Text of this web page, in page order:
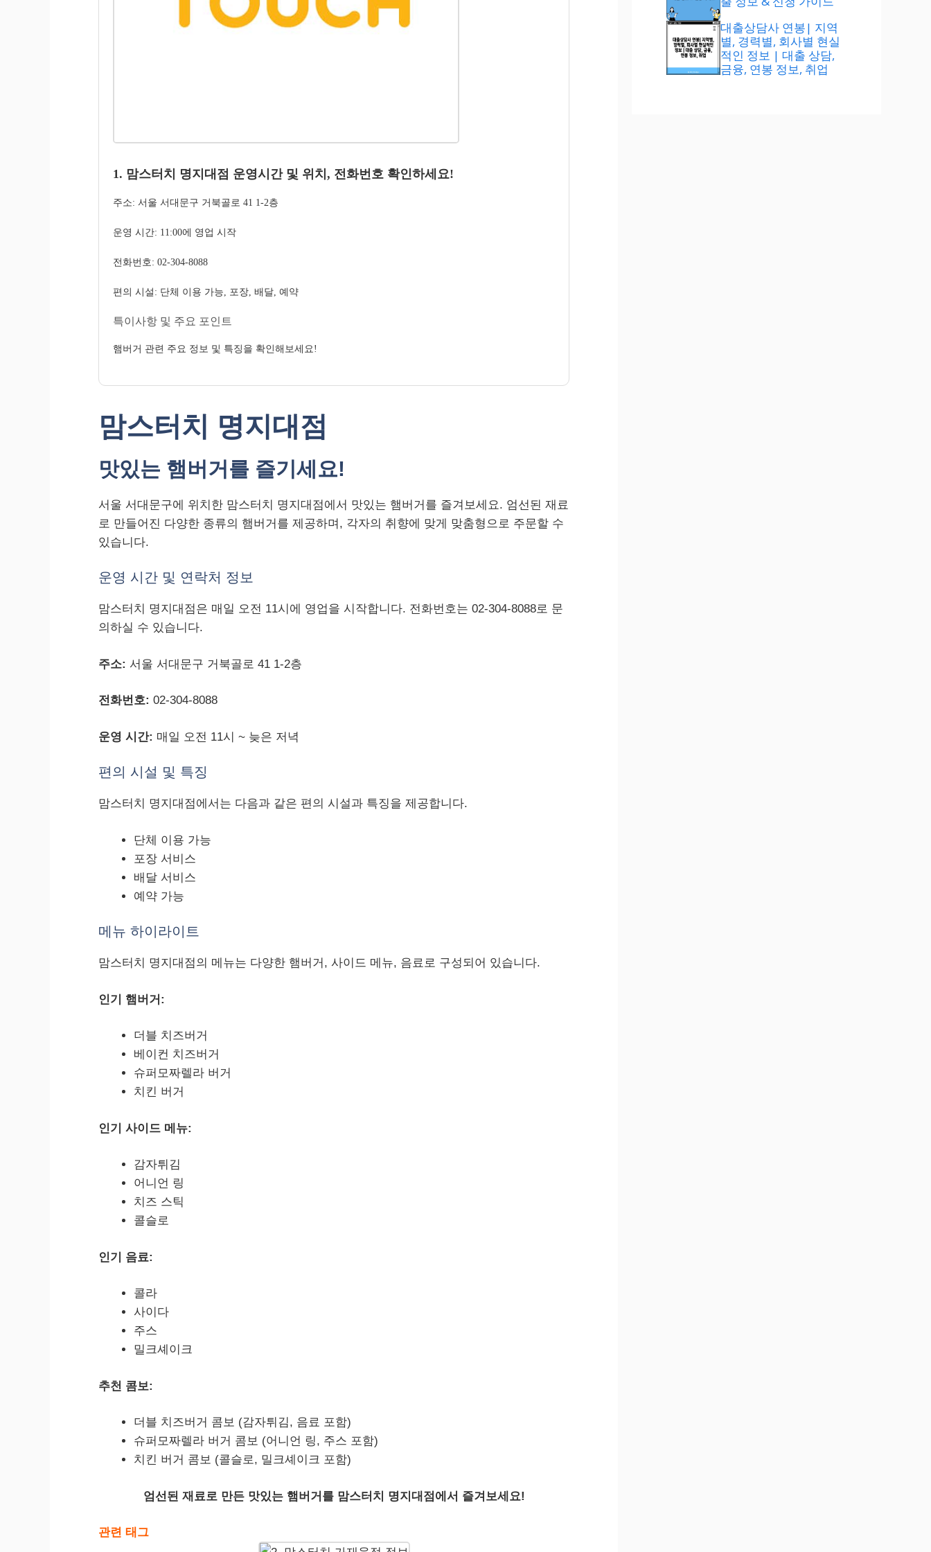
1. 맘스터치 명지대점 운영시간 및 위치, 전화번호 확인하세요!
주소: 서울 서대문구 거북골로 41 1-2층
운영 시간: 11:00에 영업 시작
전화번호: 02-304-8088
편의 시설: 단체 이용 가능, 포장, 배달, 예약
특이사항 및 주요 포인트
햄버거 관련 주요 정보 및 특징을 확인해보세요!
맘스터치 명지대점
맛있는 햄버거를 즐기세요!
서울 서대문구에 위치한 맘스터치 명지대점에서 맛있는 햄버거를 즐겨보세요. 엄선된 재료
로 만들어진 다양한 종류의 햄버거를 제공하며, 각자의 취향에 맞게 맞춤형으로 주문할 수
있습니다.
운영 시간 및 연락처 정보
맘스터치 명지대점은 매일 오전 11시에 영업을 시작합니다. 전화번호는 02-304-8088로 문
의하실 수 있습니다.
주소: 서울 서대문구 거북골로 41 1-2층
전화번호: 02-304-8088
운영 시간: 매일 오전 11시 ~ 늦은 저녁
편의 시설 및 특징
맘스터치 명지대점에서는 다음과 같은 편의 시설과 특징을 제공합니다.
단체 이용 가능
포장 서비스
배달 서비스
예약 가능
메뉴 하이라이트
맘스터치 명지대점의 메뉴는 다양한 햄버거, 사이드 메뉴, 음료로 구성되어 있습니다.
인기 햄버거:
더블 치즈버거
베이컨 치즈버거
슈퍼모짜렐라 버거
치킨 버거
인기 사이드 메뉴:
감자튀김
어니언 링
치즈 스틱
콜슬로
인기 음료:
콜라
사이다
주스
밀크셰이크
추천 콤보:
더블 치즈버거 콤보 (감자튀김, 음료 포함)
슈퍼모짜렐라 버거 콤보 (어니언 링, 주스 포함)
치킨 버거 콤보 (콜슬로, 밀크셰이크 포함)
엄선된 재료로 만든 맛있는 햄버거를 맘스터치 명지대점에서 즐겨보세요!
관련 태그
대출상담사 연봉| 지역
별, 경력별, 회사별 현실
적인 정보 | 대출 상담,
금융, 연봉 정보, 취업